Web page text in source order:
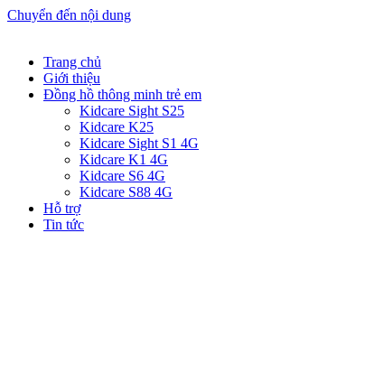
Chuyển đến nội dung
Trang chủ
Giới thiệu
Đồng hồ thông minh trẻ em
Kidcare Sight S25
Kidcare K25
Kidcare Sight S1 4G
Kidcare K1 4G
Kidcare S6 4G
Kidcare S88 4G
Hỗ trợ
Tin tức